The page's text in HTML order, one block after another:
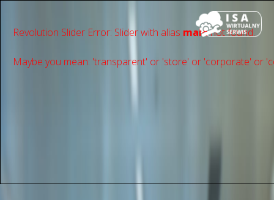
Revolution Slider Error: Slider with alias mainnot found.
Maybe you mean: 'transparent' or 'store' or 'сorporate' or